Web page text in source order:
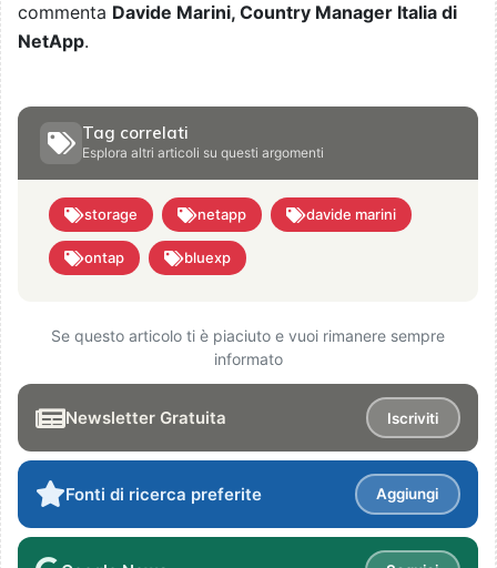
commenta Davide Marini, Country Manager Italia di
NetApp.
Tag correlati
Esplora altri articoli su questi argomenti
storage netapp davide marini
ontap bluexp
Se questo articolo ti è piaciuto e vuoi rimanere sempre
informato
Newsletter Gratuita Iscriviti
Fonti di ricerca preferite Aggiungi